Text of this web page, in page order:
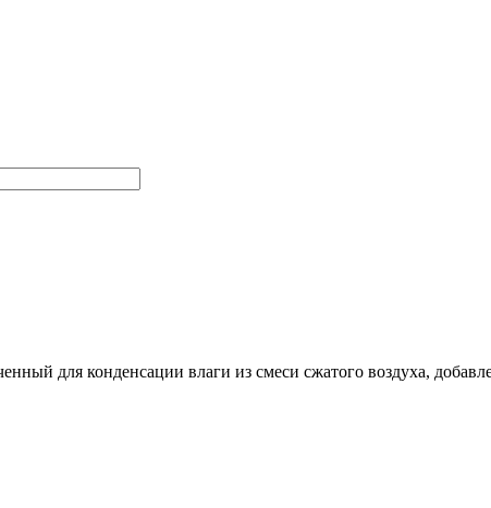
для конденсации влаги из смеси сжатого воздуха,